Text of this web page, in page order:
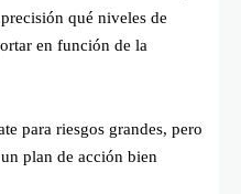
qué niveles de
en función de la
para riesgos grandes, pero
plan de acción bien